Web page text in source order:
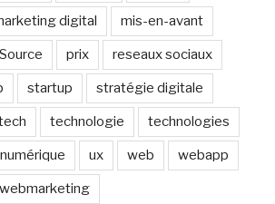
digital mis-en-avant
prix reseaux sociaux
startup stratégie digitale
technologie technologies
ux web webapp
webmarketing